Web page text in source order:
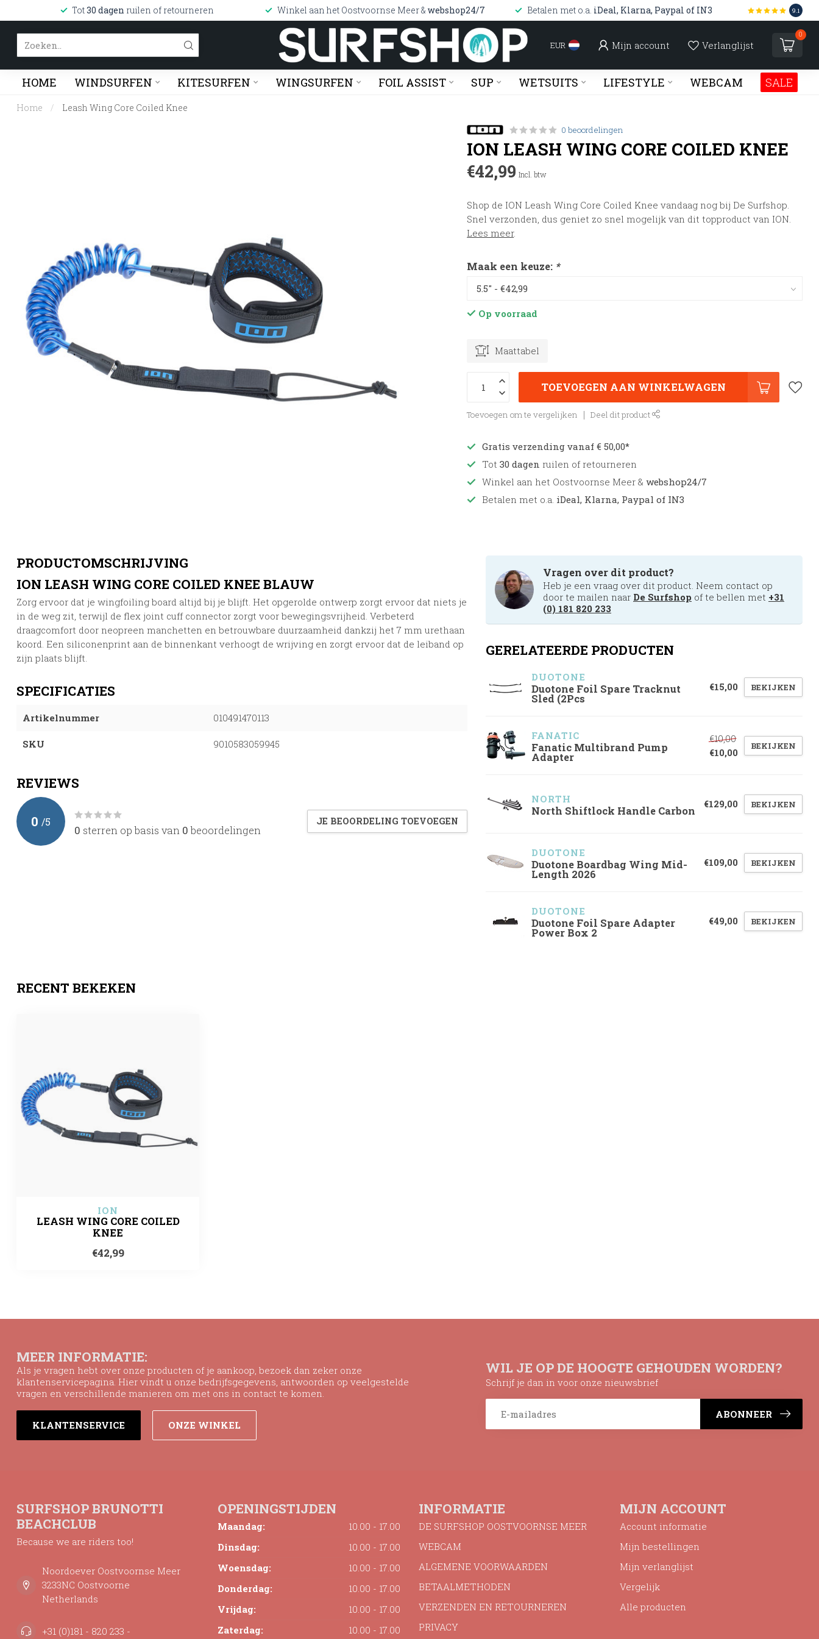
Tot30 dagen ruilen of retourneren Winkel aan het Oostvoornse Meer & webshop24/7 Betalen met o.a. iDeal, Klarna, Paypal of IN3 9.1
EUR Mijn account Verlanglijst
0
HOME WINDSURFEN KITESURFEN WINGSURFEN FOIL ASSIST SUP WETSUITS LIFESTYLE WEBCAM SALE
Home / Leash Wing Core Coiled Knee
0 beoordelingen
ION LEASH WING CORE COILED KNEE
€42,99 Incl. btw
Shop de ION Leash Wing Core Coiled Knee vandaag nog bij De Surfshop.
Snel verzonden, dus geniet zo snel mogelijk van dit topproduct van ION.
Lees meer.
Maak een keuze: *
Op voorraad
Maattabel
TOEVOEGEN AAN WINKELWAGEN
Toevoegen om te vergelijken Deel dit product
Gratis verzending vanaf € 50,00*
Tot30 dagen ruilen of retourneren
Winkel aan het Oostvoornse Meer &webshop24/7
Betalen met o.a. iDeal, Klarna, Paypal of IN3
PRODUCTOMSCHRIJVING
ION LEASH WING CORE COILED KNEE BLAUW
Zorg ervoor dat je wingfoiling board altijd bij je blijft. Het opgerolde ontwerp zorgt ervoor dat niets je
in de weg zit, terwijl de flex joint cuff connector zorgt voor bewegingsvrijheid. Verbeterd
draagcomfort door neopreen manchetten en betrouwbare duurzaamheid dankzij het 7 mm urethaan
koord. Een siliconenprint aan de binnenkant verhoogt de wrijving en zorgt ervoor dat de leiband op
zijn plaats blijft.
SPECIFICATIES
Artikelnummer 010491470113
SKU 9010583059945
REVIEWS
0 /5
0 sterren op basis van 0beoordelingen
JE BEOORDELING TOEVOEGEN
Vragen over dit product?
Heb je een vraag over dit product. Neem contact op
door te mailen naar De Surfshop of te bellen met +31
(0) 181 820 233
GERELATEERDE PRODUCTEN
DUOTONE
Duotone Foil Spare Tracknut
Sled (2Pcs
€15,00 BEKIJKEN
FANATIC
Fanatic Multibrand Pump
Adapter
€10,00
€10,00
BEKIJKEN
NORTH
North Shiftlock Handle Carbon
€129,00 BEKIJKEN
DUOTONE
Duotone Boardbag Wing Mid-
Length 2026
€109,00 BEKIJKEN
DUOTONE
Duotone Foil Spare Adapter
Power Box 2
€49,00 BEKIJKEN
RECENT BEKEKEN
ION
LEASH WING CORE COILED
KNEE
€42,99
MEER INFORMATIE:
Als je vragen hebt over onze producten of je aankoop, bezoek dan zeker onze
klantenservicepagina. Hier vindt u onze bedrijfsgegevens, antwoorden op veelgestelde
vragen en verschillende manieren om met ons in contact te komen.
KLANTENSERVICE ONZE WINKEL
WIL JE OP DE HOOGTE GEHOUDEN WORDEN?
Schrijf je dan in voor onze nieuwsbrief
ABONNEER
SURFSHOP BRUNOTTI
BEACHCLUB
Because we are riders too!
Noordoever Oostvoornse Meer
3233NC Oostvoorne
Netherlands
+31 (0)181 - 820 233 -
OPENINGSTIJDEN
Maandag:
10.00 - 17.00
Dinsdag:
10.00 - 17.00
Woensdag:
10.00 - 17.00
Donderdag:
10.00 - 17.00
Vrijdag:
10.00 - 17.00
Zaterdag:
10.00 - 17.00
INFORMATIE
DE SURFSHOP OOSTVOORNSE MEER
WEBCAM
ALGEMENE VOORWAARDEN
BETAALMETHODEN
VERZENDEN EN RETOURNEREN
PRIVACY
MIJN ACCOUNT
Account informatie
Mijn bestellingen
Mijn verlanglijst
Vergelijk
Alle producten